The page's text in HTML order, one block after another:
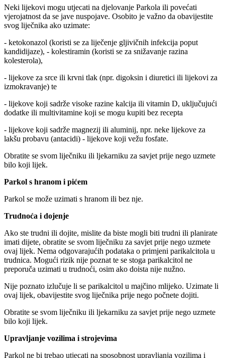
Neki lijekovi mogu utjecati na djelovanje Parkola ili povećati
vjerojatnost da se jave nuspojave. Osobito je važno da obavijestite
svog liječnika ako uzimate:
- ketokonazol (koristi se za liječenje gljivičnih infekcija poput
kandidijaze), - kolestiramin (koristi se za snižavanje razina
kolesterola),
- lijekove za srce ili krvni tlak (npr. digoksin i diuretici ili lijekovi za
izmokravanje) te
- lijekove koji sadrže visoke razine kalcija ili vitamin D, uključujući
dodatke ili multivitamine koji se mogu kupiti bez recepta
- lijekove koji sadrže magnezij ili aluminij, npr. neke lijekove za
lakšu probavu (antacidi) - lijekove koji vežu fosfate.
Obratite se svom liječniku ili ljekarniku za savjet prije nego uzmete
bilo koji lijek.
Parkol s hranom i pićem
Parkol se može uzimati s hranom ili bez nje.
Trudnoća i dojenje
Ako ste trudni ili dojite, mislite da biste mogli biti trudni ili planirate
imati dijete, obratite se svom liječniku za savjet prije nego uzmete
ovaj lijek. Nema odgovarajućih podataka o primjeni parikalcitola u
trudnica. Mogući rizik nije poznat te se stoga parikalcitol ne
preporuča uzimati u trudnoći, osim ako doista nije nužno.
Nije poznato izlučuje li se parikalcitol u majčino mlijeko. Uzimate li
ovaj lijek, obavijestite svog liječnika prije nego počnete dojiti.
Obratite se svom liječniku ili ljekarniku za savjet prije nego uzmete
bilo koji lijek.
Upravljanje vozilima i strojevima
Parkol ne bi trebao utjecati na sposobnost upravljanja vozilima i